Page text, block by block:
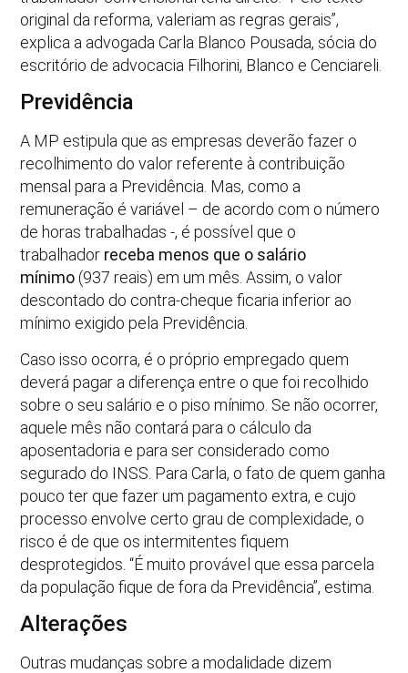
original da reforma, valeriam as regras gerais”,
explica a advogada Carla Blanco Pousada, sócia do
escritório de advocacia Filhorini, Blanco e Cenciareli.
Previdência
A MP estipula que as empresas deverão fazer o
recolhimento do valor referente à contribuição
mensal para a Previdência. Mas, como a
remuneração é variável – de acordo com o número
de horas trabalhadas -, é possível que o
trabalhador receba menos que o salário
mínimo (937 reais) em um mês. Assim, o valor
descontado do contra-cheque ficaria inferior ao
mínimo exigido pela Previdência.
Caso isso ocorra, é o próprio empregado quem
deverá pagar a diferença entre o que foi recolhido
sobre o seu salário e o piso mínimo. Se não ocorrer,
aquele mês não contará para o cálculo da
aposentadoria e para ser considerado como
segurado do INSS. Para Carla, o fato de quem ganha
pouco ter que fazer um pagamento extra, e cujo
processo envolve certo grau de complexidade, o
risco é de que os intermitentes fiquem
desprotegidos. “É muito provável que essa parcela
da população fique de fora da Previdência”, estima.
Alterações
Outras mudanças sobre a modalidade dizem